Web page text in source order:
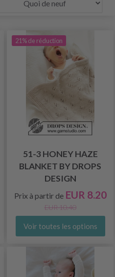
21% de réduction
51-3 HONEY HAZE
BLANKET BY DROPS
DESIGN
Prix à partir de EUR 8.20
EUR 10.40
Voir toutes les options